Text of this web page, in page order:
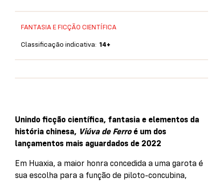
FANTASIA E FICÇÃO CIENTÍFICA
Classificação indicativa: 14+
Unindo ficção científica, fantasia e elementos da
história chinesa, Viúva de Ferroé um dos
lançamentos mais aguardados de 2022
Em Huaxia, a maior honra concedida a uma garota é
sua escolha para a função de piloto-concubina,